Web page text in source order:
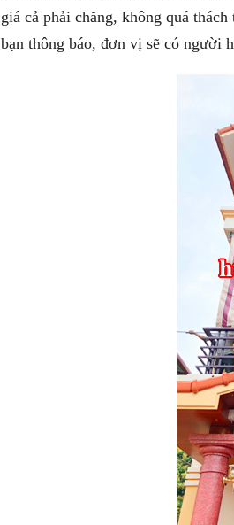
giá cả phải chăng, không quá
bạn thông báo, đơn vị sẽ có người